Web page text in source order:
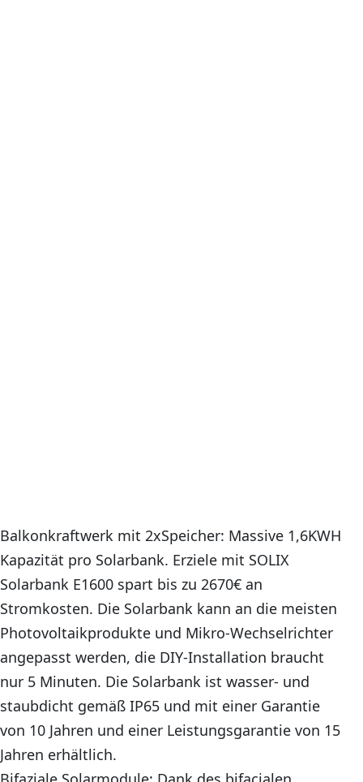
Balkonkraftwerk mit 2xSpeicher: Massive 1,6KWH
Kapazität pro Solarbank. Erziele mit SOLIX
Solarbank E1600 spart bis zu 2670€ an
Stromkosten. Die Solarbank kann an die meisten
Photovoltaikprodukte und Mikro-Wechselrichter
angepasst werden, die DIY-Installation braucht
nur 5 Minuten. Die Solarbank ist wasser- und
staubdicht gemäß IP65 und mit einer Garantie
von 10 Jahren und einer Leistungsgarantie von 15
Jahren erhältlich.